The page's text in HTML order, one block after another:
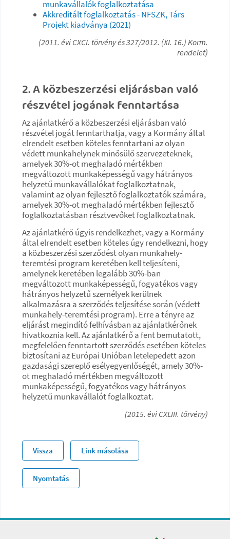
munkavállalók foglalkoztatása
Akkreditált foglalkoztatás - NFSZK, Társ
Projekt kiadványa (2021)
(2011. évi CXCI. törvény és 327/2012. (XI. 16.) Korm.
rendelet)
2. A közbeszerzési eljárásban való
részvétel jogának fenntartása
Az ajánlatkérő a közbeszerzési eljárásban való
részvétel jogát fenntarthatja, vagy a Kormány által
elrendelt esetben köteles fenntartani az olyan
védett munkahelynek minősülő szervezeteknek,
amelyek 30%-ot meghaladó mértékben
megváltozott munkaképességű vagy hátrányos
helyzetű munkavállalókat foglalkoztatnak,
valamint az olyan fejlesztő foglalkoztatók számára,
amelyek 30%-ot meghaladó mértékben fejlesztő
foglalkoztatásban résztvevőket foglalkoztatnak.
Az ajánlatkérő úgyis rendelkezhet, vagy a Kormány
által elrendelt esetben köteles úgy rendelkezni, hogy
a közbeszerzési szerződést olyan munkahely-
teremtési program keretében kell teljesíteni,
amelynek keretében legalább 30%-ban
megváltozott munkaképességű, fogyatékos vagy
hátrányos helyzetű személyek kerülnek
alkalmazásra a szerződés teljesítése során (védett
munkahely-teremtési program). Erre a tényre az
eljárást megindító felhívásban az ajánlatkérőnek
hivatkoznia kell. Az ajánlatkérő a fent bemutatott,
megfelelően fenntartott szerződés esetében köteles
biztosítani az Európai Unióban letelepedett azon
gazdasági szereplő esélyegyenlőségét, amely 30%-
ot meghaladó mértékben megváltozott
munkaképességű, fogyatékos vagy hátrányos
helyzetű munkavállalót foglalkoztat.
(2015. évi CXLIII. törvény)
Vissza Link másolása
Nyomtatás